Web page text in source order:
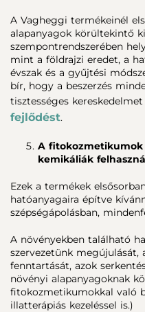
A Vagheggi termékeinél
alapanyagok körültekintő
szempontrendszerében
mint a földrajzi eredet, a
évszak és a gyűjtési
bír, hogy a beszerzés
tisztességes kereskedelmet
fejlődést.
A fitokozmetikumok
kemikáliák
Ezek a termékek
hatóanyagaira építve
szépségápolásban,
A növényekben található
szervezetünk
fenntartását, azok
növényi alapanyagoknak
fitokozmetikumokkal való
illatterápiás kezeléssel is.)